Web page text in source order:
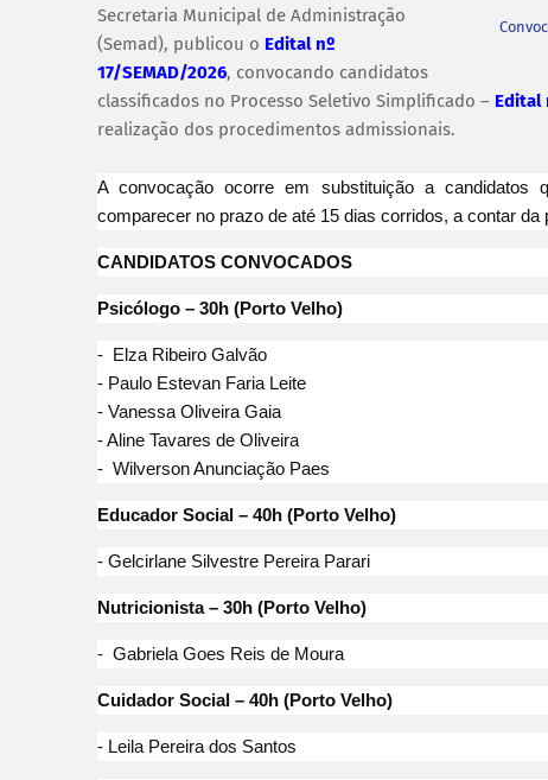
Secretaria Municipal de Administração
(Semad), publicou o Edital nº
17/SEMAD/2026, convocando candidatos
classificados no Processo Seletivo Simplificado – Edital
realização dos procedimentos admissionais.
A convocação ocorre em substituição a candidatos
comparecer no prazo de até 15 dias corridos, a contar
CANDIDATOS CONVOCADOS
Psicólogo – 30h (Porto Velho)
- Elza Ribeiro Galvão
- Paulo Estevan Faria Leite
- Vanessa Oliveira Gaia
- Aline Tavares de Oliveira
- Wilverson Anunciação Paes
Educador Social – 40h (Porto Velho)
- Gelcirlane Silvestre Pereira Parari
Nutricionista – 30h (Porto Velho)
- Gabriela Goes Reis de Moura
Cuidador Social – 40h (Porto Velho)
- Leila Pereira dos Santos